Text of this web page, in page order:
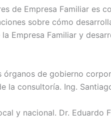
de Empresa Familiar es
sobre cómo
Empresa Familiar y
órganos de gobierno
la consultoría. Ing.
y nacional. Dr. Eduardo